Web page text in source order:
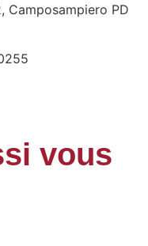
Camposampiero PD
vous